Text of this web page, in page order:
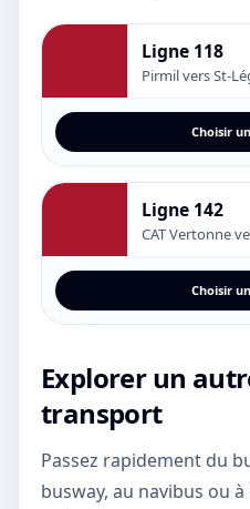
Ligne 118
Pirmil vers St-
Choisir
Ligne 142
CAT Vertonne
Choisir
Explorer un
transport
Passez rapidement du
busway, au navibus ou